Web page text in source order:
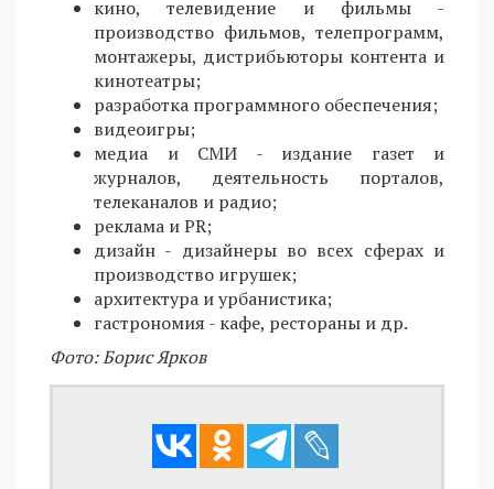
кино, телевидение и фильмы -
производство фильмов, телепрограмм,
монтажеры, дистрибьюторы контента и
кинотеатры;
разработка программного обеспечения;
видеоигры;
медиа и СМИ - издание газет и
журналов, деятельность порталов,
телеканалов и радио;
реклама и PR;
дизайн - дизайнеры во всех сферах и
производство игрушек;
архитектура и урбанистика;
гастрономия - кафе, рестораны и др.
Фото: Борис Ярков